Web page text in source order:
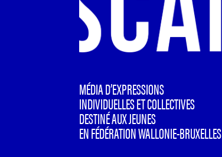
MÉDIA D’EXPRESSIONS
INDIVIDUELLES ET COLLECTIVES
DESTINÉ AUX JEUNES
EN FÉDÉRATION WALLONIE-BRUXELLES